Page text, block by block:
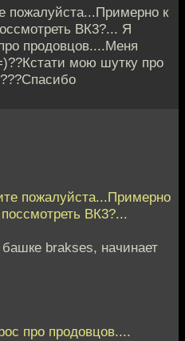
пожалуйста...Примерно к
ВК3?... Я
продовцов....Меня
мою шутку про
пожалуйста...Примерно
ВК3?...
башке brakses, начинает
про продовцов....